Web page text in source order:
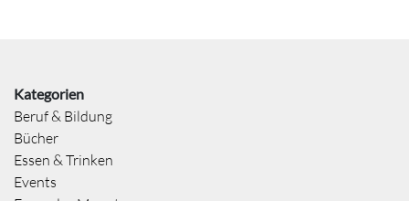
Kategorien
Beruf & Bildung
Bücher
Essen & Trinken
Events